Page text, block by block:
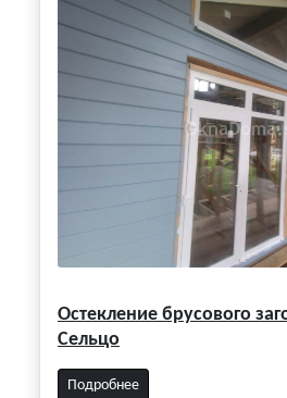
Остекление брусового
Сельцо
Подробнее